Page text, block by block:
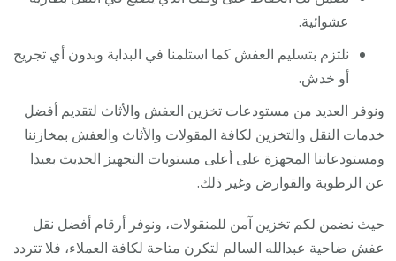
عشوائية.
نلتزم بتسليم العفش كما استلمنا في البداية وبدون أي تجريح
أو خدش.
ونوفر العديد من مستودعات تخزين العفش والأثاث لتقديم أفضل
خدمات النقل والتخزين لكافة المقولات والأثاث والعفش بمخازننا
ومستودعاتنا المجهزة على أعلى مستويات التجهيز الحديث بعيدا
عن الرطوبة والقوارض وغير ذلك.
حيث نضمن لكم تخزين آمن للمنقولات، ونوفر أرقام أفضل نقل
عفش ضاحية عبدالله السالم لتكرن متاحة لكافة العملاء، فلا تتردد